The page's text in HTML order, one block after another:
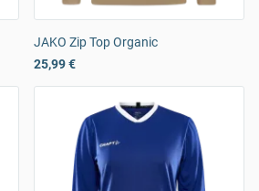
JAKO Zip Top Organic
25,99 €